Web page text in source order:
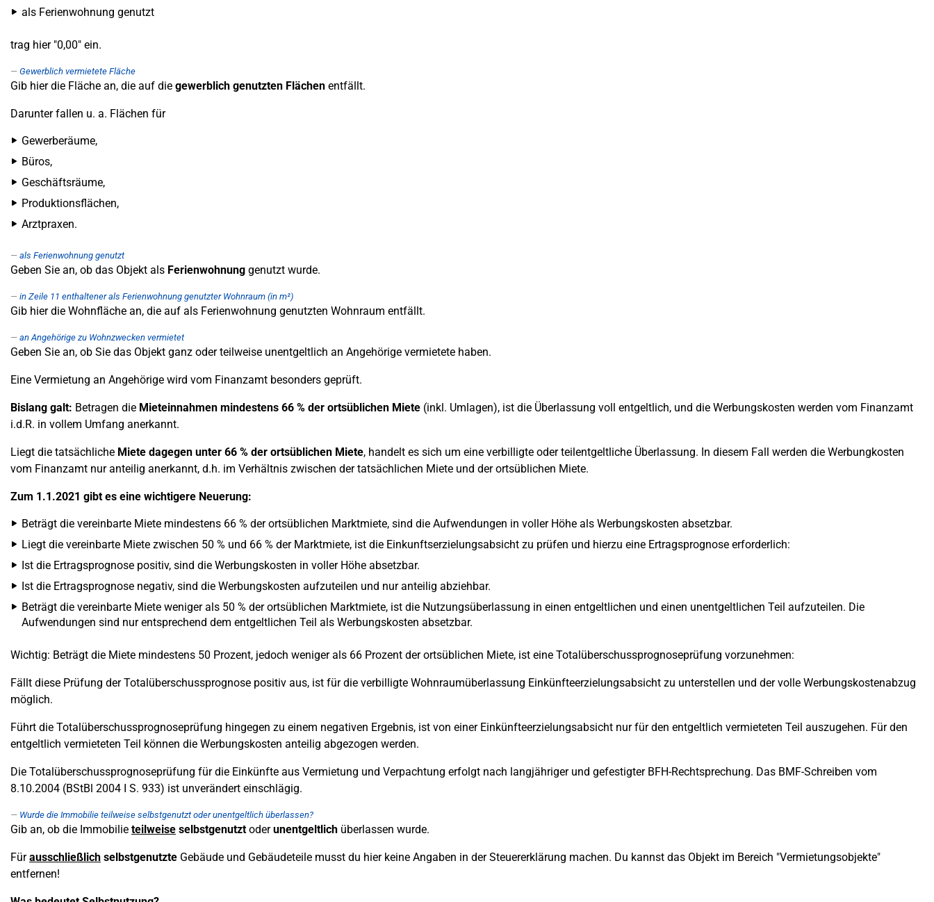
als Ferienwohnung genutzt
trag hier "0,00" ein.
Gewerblich vermietete Fläche
Gib hier die Fläche an, die auf die gewerblich genutzten Flächen entfällt.
Darunter fallen u. a. Flächen für
Gewerberäume,
Büros,
Geschäftsräume,
Produktionsflächen,
Arztpraxen.
als Ferienwohnung genutzt
Geben Sie an, ob das Objekt als Ferienwohnung genutzt wurde.
in Zeile 11 enthaltener als Ferienwohnung genutzter Wohnraum (in m²)
Gib hier die Wohnfläche an, die auf als Ferienwohnung genutzten Wohnraum entfällt.
an Angehörige zu Wohnzwecken vermietet
Geben Sie an, ob Sie das Objekt ganz oder teilweise unentgeltlich an Angehörige vermietete haben.
Eine Vermietung an Angehörige wird vom Finanzamt besonders geprüft.
Bislang galt: Betragen die Mieteinnahmen mindestens 66 % der ortsüblichen Miete (inkl. Umlagen), ist die Überlassung voll entgeltlich, und die Werbungskosten werden vom Finanzamt
i.d.R. in vollem Umfang anerkannt.
Liegt die tatsächliche Miete dagegen unter 66 % der ortsüblichen Miete, handelt es sich um eine verbilligte oder teilentgeltliche Überlassung. In diesem Fall werden die Werbungkosten
vom Finanzamt nur anteilig anerkannt, d.h. im Verhältnis zwischen der tatsächlichen Miete und der ortsüblichen Miete.
Zum 1.1.2021 gibt es eine wichtigere Neuerung:
Beträgt die vereinbarte Miete mindestens 66 % der ortsüblichen Marktmiete, sind die Aufwendungen in voller Höhe als Werbungskosten absetzbar.
Liegt die vereinbarte Miete zwischen 50 % und 66 % der Marktmiete, ist die Einkunftserzielungsabsicht zu prüfen und hierzu eine Ertragsprognose erforderlich:
Ist die Ertragsprognose positiv, sind die Werbungskosten in voller Höhe absetzbar.
Ist die Ertragsprognose negativ, sind die Werbungskosten aufzuteilen und nur anteilig abziehbar.
Beträgt die vereinbarte Miete weniger als 50 % der ortsüblichen Marktmiete, ist die Nutzungsüberlassung in einen entgeltlichen und einen unentgeltlichen Teil aufzuteilen. Die
Aufwendungen sind nur entsprechend dem entgeltlichen Teil als Werbungskosten absetzbar.
Wichtig: Beträgt die Miete mindestens 50 Prozent, jedoch weniger als 66 Prozent der ortsüblichen Miete, ist eine Totalüberschussprognoseprüfung vorzunehmen:
Fällt diese Prüfung der Totalüberschussprognose positiv aus, ist für die verbilligte Wohnraumüberlassung Einkünfteerzielungsabsicht zu unterstellen und der volle Werbungskostenabzug
möglich.
Führt die Totalüberschussprognoseprüfung hingegen zu einem negativen Ergebnis, ist von einer Einkünfteerzielungsabsicht nur für den entgeltlich vermieteten Teil auszugehen. Für den
entgeltlich vermieteten Teil können die Werbungskosten anteilig abgezogen werden.
Die Totalüberschussprognoseprüfung für die Einkünfte aus Vermietung und Verpachtung erfolgt nach langjähriger und gefestigter BFH-Rechtsprechung. Das BMF-Schreiben vom
8.10.2004 (BStBl 2004 I S. 933) ist unverändert einschlägig.
Wurde die Immobilie teilweise selbstgenutzt oder unentgeltlich überlassen?
Gib an, ob die Immobilie teilweise selbstgenutztoderunentgeltlich überlassen wurde.
Fürausschließlich selbstgenutzte Gebäude und Gebäudeteile musst du hier keine Angaben in der Steuererklärung machen. Du kannst das Objekt im Bereich "Vermietungsobjekte"
entfernen!